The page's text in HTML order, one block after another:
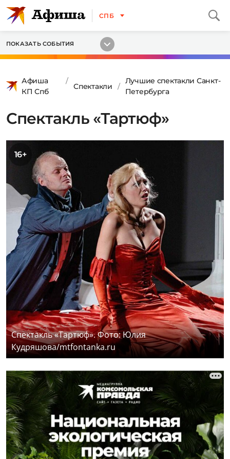
СПБ
ПОКАЗАТЬ СОБЫТИЯ
Афиша
КП Спб
Спектакли
Лучшие спектакли Санкт-
Петербурга
Спектакль «Тартюф»
16+
Спектакль «Тартюф». Фото: Юлия
Кудряшова/mtfontanka.ru